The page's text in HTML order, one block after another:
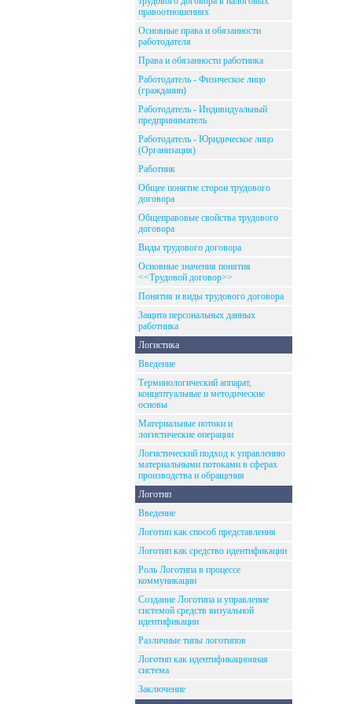
правоотношениях
Основные права и обязанности
работодателя
Права и обязанности работника
Работодатель - Физическое лицо
(гражданин)
Работодатель - Индивидуальный
предприниматель
Работодатель - Юридическое лицо
(Организация)
Работник
Общее понятие сторон трудового
договора
Общеправовые свойства трудового
договора
Виды трудового договора
Основные значения понятия
<<Трудовой договор>>
Понятия и виды трудового договора
Защита персональных данных
работника
Логистика
Введение
Терминологический аппарат,
концептуальные и методические
основы
Материальные потоки и
логистические операции
Логистический подход к управлению
материальными потоками в сферах
производства и обращения
Логотип
Введение
Логотип как способ представления
Логотип как средство идентификации
Роль Логотипа в процессе
коммуникации
Создание Логотипа и управление
системой средств визуальной
идентификации
Различные типы логотипов
Логотип как идентификационная
система
Заключение